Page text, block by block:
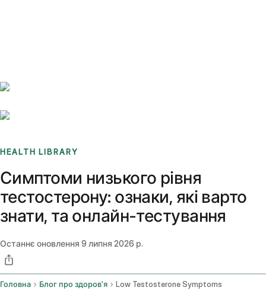
HEALTH LIBRARY
Симптоми низького рівня
тестостерону: ознаки, які варто
знати, та онлайн-тестування
Останнє оновлення 9 липня 2026 р.
Головна Блог про здоров'я Low Testosterone Symptoms